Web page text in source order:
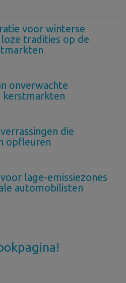
voor winterse
tradities op de
onverwachte
kerstmarkten
die
opfleuren
lage-emissiezones
automobilisten